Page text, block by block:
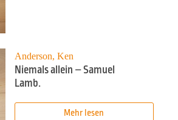
Anderson, Ken
Niemals allein – Samuel
Lamb.
Mehr lesen